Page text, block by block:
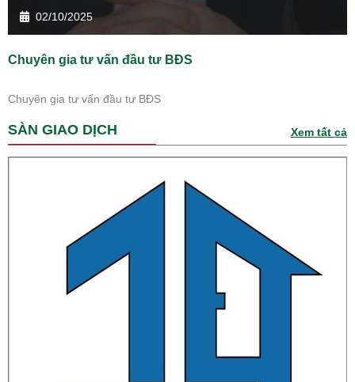
02/10/2025
Chuyên gia tư vấn đầu tư BĐS
Chuyên gia tư vấn đầu tư BĐS
SÀN GIAO DỊCH Xem tất cả